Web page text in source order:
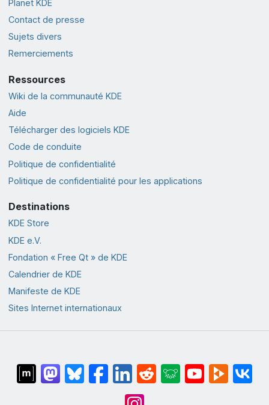
Planet KDE
Contact de presse
Sujets divers
Remerciements
Ressources
Wiki de la communauté KDE
Aide
Télécharger des logiciels KDE
Code de conduite
Politique de confidentialité
Politique de confidentialité pour les applications
Destinations
KDE Store
KDE e.V.
Fondation « Free Qt » de KDE
Calendrier de KDE
Manifeste de KDE
Sites Internet internationaux